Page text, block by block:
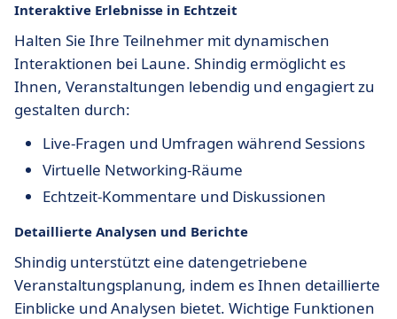
Interaktive Erlebnisse in Echtzeit
Halten Sie Ihre Teilnehmer mit dynamischen
Interaktionen bei Laune. Shindig ermöglicht es
Ihnen, Veranstaltungen lebendig und engagiert zu
gestalten durch:
Live-Fragen und Umfragen während Sessions
Virtuelle Networking-Räume
Echtzeit-Kommentare und Diskussionen
Detaillierte Analysen und Berichte
Shindig unterstützt eine datengetriebene
Veranstaltungsplanung, indem es Ihnen detaillierte
Einblicke und Analysen bietet. Wichtige Funktionen